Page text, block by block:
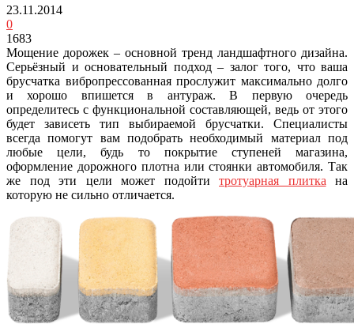
23.11.2014
0
1683
Мощение дорожек – основной тренд ландшафтного дизайна.
Серьёзный и основательный подход – залог того, что ваша
брусчатка вибропрессованная прослужит максимально долго
и хорошо впишется в антураж. В первую очередь
определитесь с функциональной составляющей, ведь от этого
будет зависеть тип выбираемой брусчатки. Специалисты
всегда помогут вам подобрать необходимый материал под
любые цели, будь то покрытие ступеней магазина,
оформление дорожного плотна или стоянки автомобиля. Так
же под эти цели может подойти тротуарная плитка на
которую не сильно отличается.